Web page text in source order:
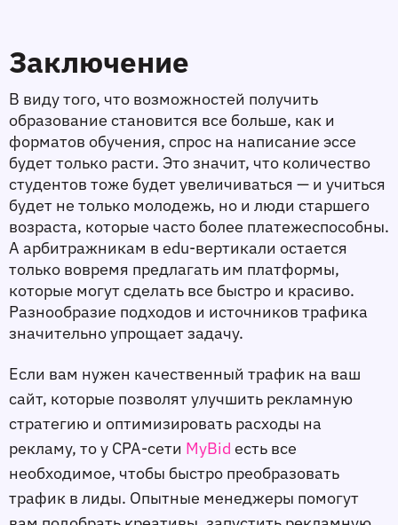
Заключение
В виду того, что возможностей получить
образование становится все больше, как и
форматов обучения, спрос на написание эссе
будет только расти. Это значит, что количество
студентов тоже будет увеличиваться — и учиться
будет не только молодежь, но и люди старшего
возраста, которые часто более платежеспособны.
А арбитражникам в edu-вертикали остается
только вовремя предлагать им платформы,
которые могут сделать все быстро и красиво.
Разнообразие подходов и источников трафика
значительно упрощает задачу.
Если вам нужен качественный трафик на ваш
сайт, которые позволят улучшить рекламную
стратегию и оптимизировать расходы на
рекламу, то у CPA-сети MyBid есть все
необходимое, чтобы быстро преобразовать
трафик в лиды. Опытные менеджеры помогут